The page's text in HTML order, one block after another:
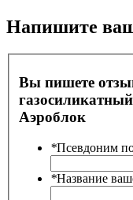
Напишите
Вы пишете
Аэроблок
*Псевдоним
*Название